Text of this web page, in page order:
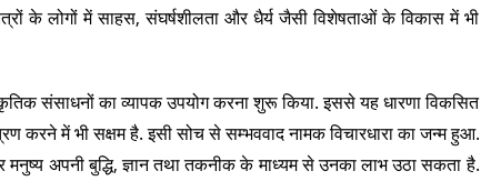
के लोगों में साहस, संघर्षशीलता और धैर्य जैसी विशेषताओं के विकास में भी
संसाधनों का व्यापक उपयोग करना शुरू किया. इससे यह धारणा विकसित
करने में भी सक्षम है. इसी सोच से सम्भववाद नामक विचारधारा का जन्म हुआ.
अपनी बुद्धि, ज्ञान तथा तकनीक के माध्यम से उनका लाभ उठा सकता है.